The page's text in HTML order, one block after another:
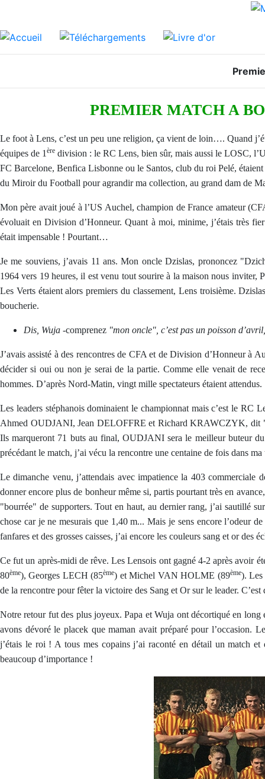
PREMIER MATCH A
Le foot à Lens, c’est un peu une religion, ça vient de loin…. Quand
équipes de 1 ère division : le RC Lens, bien sûr, mais aussi le LOSC,
FC Barcelone, Benfica Lisbonne ou le Santos, club du roi Pelé,
du Miroir du Football pour agrandir ma collection, au grand dam de
Mon père avait joué à l’US Auchel, champion de France amateur
évoluait en Division d’Honneur. Quant à moi, minime, j’étais très
était impensable ! Pourtant…
Je me souviens, j’avais 11 ans. Mon oncle Dzislas, prononcez
1964 vers 19 heures, il est venu tout sourire à la maison nous
Les Verts étaient alors premiers du classement, Lens troisième.
boucherie.
Dis, Wuja -comprenez "mon oncle", c’est pas un poisson
J’avais assisté à des rencontres de CFA et de Division d’Honneur à
décider si oui ou non je serai de la partie. Comme elle venait de
hommes. D’après Nord-Matin, vingt mille spectateurs étaient attendus.
Les leaders stéphanois dominaient le championnat mais c’est le RC
Ahmed OUDJANI, Jean DELOFFRE et Richard KRAWCZYK, dit
Ils marqueront 71 buts au final, OUDJANI sera le meilleur buteur
précédant le match, j’ai vécu la rencontre une centaine de fois dans
Le dimanche venu, j’attendais avec impatience la 403 commerciale
donner encore plus de bonheur même si, partis pourtant très en
"bourrée" de supporters. Tout en haut, au dernier rang, j’ai sautillé
chose car je ne mesurais que 1,40 m... Mais je sens encore l’odeur
fanfares et des grosses caisses, j’ai encore les couleurs sang et or des
Ce fut un après-midi de rêve. Les Lensois ont gagné 4-2 après avoir
80ème), Georges LECH (85ème) et Michel VAN HOLME (89ème). Les
de la rencontre pour fêter la victoire des Sang et Or sur le leader.
Notre retour fut des plus joyeux. Papa et Wuja ont décortiqué en
avons dévoré le placek que maman avait préparé pour l’occasion.
j’étais le roi ! A tous mes copains j’ai raconté en détail un match
beaucoup d’importance !